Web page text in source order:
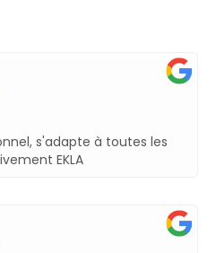
s'adapte à toutes les
EKLA